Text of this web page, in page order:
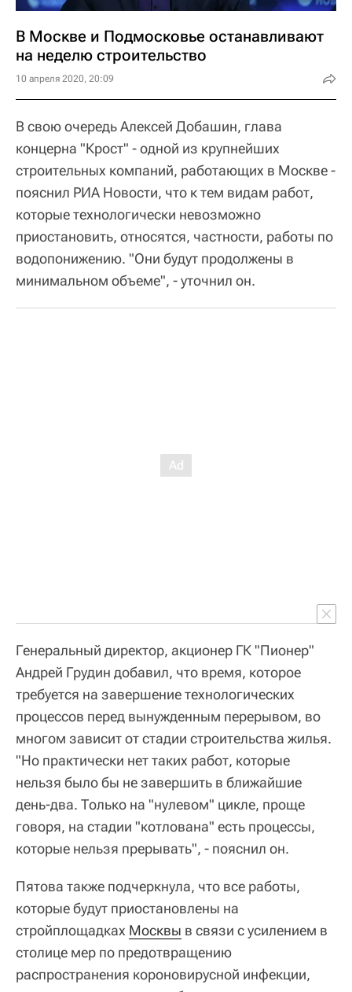
В Москве и Подмосковье останавливают
на неделю строительство
10 апреля 2020, 20:09
В свою очередь Алексей Добашин, глава
концерна "Крост" - одной из крупнейших
строительных компаний, работающих в Москве -
пояснил РИА Новости, что к тем видам работ,
которые технологически невозможно
приостановить, относятся, частности, работы по
водопонижению. "Они будут продолжены в
минимальном объеме", - уточнил он.
Генеральный директор, акционер ГК "Пионер"
Андрей Грудин добавил, что время, которое
требуется на завершение технологических
процессов перед вынужденным перерывом, во
многом зависит от стадии строительства жилья.
"Но практически нет таких работ, которые
нельзя было бы не завершить в ближайшие
день-два. Только на "нулевом" цикле, проще
говоря, на стадии "котлована" есть процессы,
которые нельзя прерывать", - пояснил он.
Пятова также подчеркнула, что все работы,
которые будут приостановлены на
стройплощадках Москвы в связи с усилением в
столице мер по предотвращению
распространения короновирусной инфекции,